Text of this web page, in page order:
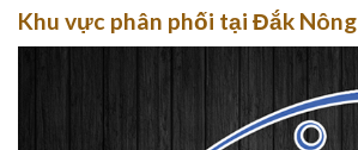
Khu vực phân phối tại Đắk Nông